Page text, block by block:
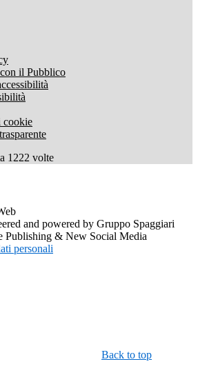
il Pubblico
cookie
1222 volte
and powered by Gruppo Spaggiari
Publishing & New Social Media
personali
Back to top